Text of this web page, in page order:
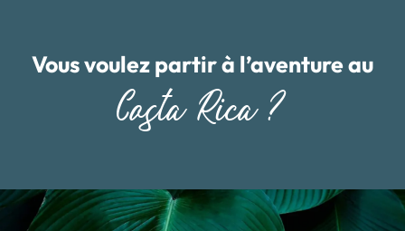
Vous voulez partir à l’aventure au
Costa Rica ?